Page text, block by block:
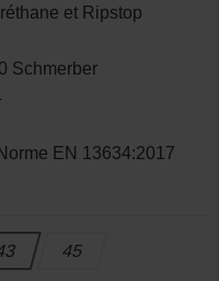
et Ripstop
Schmerber
EN 13634:2017
45